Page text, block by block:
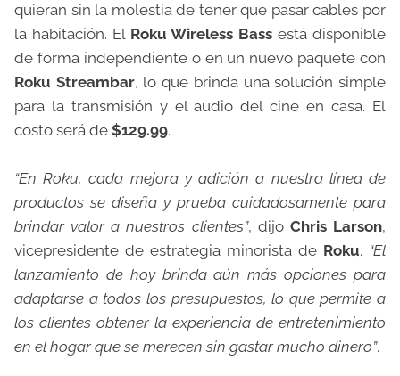
quieran sin la molestia de tener que pasar cables por
la habitación. El Roku Wireless Bass está disponible
de forma independiente o en un nuevo paquete con
Roku Streambar, lo que brinda una solución simple
para la transmisión y el audio del cine en casa. El
costo será de $129.99.
“En Roku, cada mejora y adición a nuestra línea de
productos se diseña y prueba cuidadosamente para
brindar valor a nuestros clientes”, dijo Chris Larson,
vicepresidente de estrategia minorista de Roku. “El
lanzamiento de hoy brinda aún más opciones para
adaptarse a todos los presupuestos, lo que permite a
los clientes obtener la experiencia de entretenimiento
en el hogar que se merecen sin gastar mucho dinero”.